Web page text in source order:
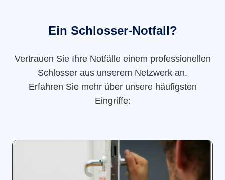
Ein Schlosser-Notfall?
Vertrauen Sie Ihre Notfälle einem professionellen
Schlosser aus unserem Netzwerk an.
Erfahren Sie mehr über unsere häufigsten
Eingriffe: